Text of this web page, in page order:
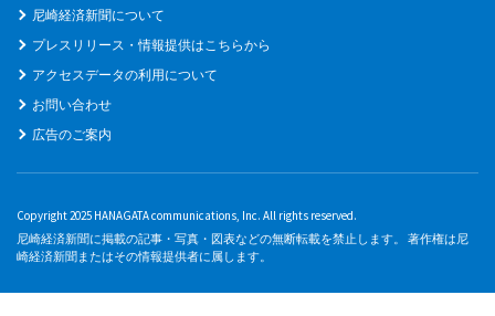
尼崎経済新聞について
プレスリリース・情報提供はこちらから
アクセスデータの利用について
お問い合わせ
広告のご案内
Copyright 2025 HANAGATA communications, Inc. All rights reserved.
尼崎経済新聞に掲載の記事・写真・図表などの無断転載を禁止します。 著作権は尼
崎経済新聞またはその情報提供者に属します。